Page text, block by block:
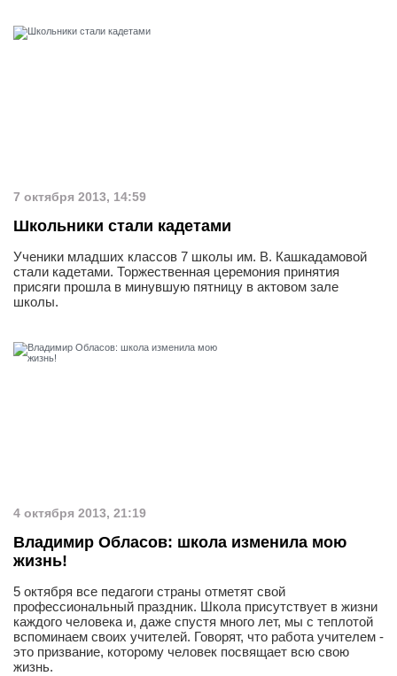
7 октября 2013, 14:59
Школьники стали кадетами
Ученики младших классов 7 школы им. В. Кашкадамовой
стали кадетами. Торжественная церемония принятия
присяги прошла в минувшую пятницу в актовом зале
школы.
4 октября 2013, 21:19
Владимир Обласов: школа изменила мою
жизнь!
5 октября все педагоги страны отметят свой
профессиональный праздник. Школа присутствует в жизни
каждого человека и, даже спустя много лет, мы с теплотой
вспоминаем своих учителей. Говорят, что работа учителем -
это призвание, которому человек посвящает всю свою
жизнь.